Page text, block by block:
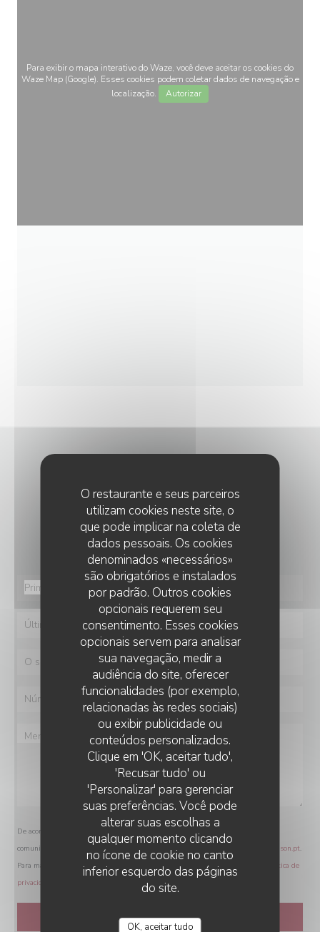
O restaurante e seus parceiros
utilizam cookies neste site, o
que pode implicar na coleta de
dados pessoais. Os cookies
denominados «necessários»
são obrigatórios e instalados
por padrão. Outros cookies
opcionais requerem seu
consentimento. Esses cookies
opcionais servem para analisar
sua navegação, medir a
audiência do site, oferecer
funcionalidades (por exemplo,
relacionadas às redes sociais)
ou exibir publicidade ou
conteúdos personalizados.
Clique em 'OK, aceitar tudo',
'Recusar tudo' ou
'Personalizar' para gerenciar
suas preferências. Você pode
alterar suas escolhas a
qualquer momento clicando
no ícone de cookie no canto
inferior esquerdo das páginas
do site.
OK, aceitar tudo
Para exibir o mapa interativo do Waze, você deve aceitar os cookies do
Waze Map (Google). Esses cookies podem coletar dados de navegação e
localização.
Autorizar
Deseja contactar-nos ?
Preencha o formulário abaixo!
De acordo com a legislação de proteção de dados, tem o direito de se opor a
comunicações de marketing. Pode registar-se na Lista Robinson através de
robinson.pt.
Para mais informações sobre o tratamento dos seus dados, consulte a nossa
política de
privacidade